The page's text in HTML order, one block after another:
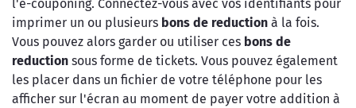
l'e-couponing. Connectez-vous avec vos identifiants pour
imprimer un ou plusieurs bons de reduction à la fois.
Vous pouvez alors garder ou utiliser ces bons de
reduction sous forme de tickets. Vous pouvez également
les placer dans un fichier de votre téléphone pour les
afficher sur l'écran au moment de payer votre addition à